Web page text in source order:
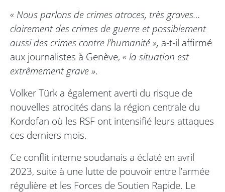
« Nous parlons de crimes atroces, très graves…
clairement des crimes de guerre et possiblement
aussi des crimes contre l’humanité », a-t-il affirmé
aux journalistes à Genève, « la situation est
extrêmement grave ».
Volker Türk a également averti du risque de
nouvelles atrocités dans la région centrale du
Kordofan où les RSF ont intensifié leurs attaques
ces derniers mois.
Ce conflit interne soudanais a éclaté en avril
2023, suite à une lutte de pouvoir entre l’armée
régulière et les Forces de Soutien Rapide. Le